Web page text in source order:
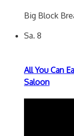
Big Block
Sa. 8
All You Can
Saloon